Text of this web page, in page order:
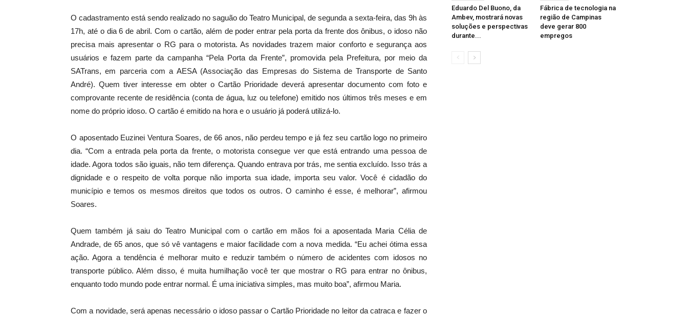
O cadastramento está sendo realizado no saguão do Teatro Municipal, de segunda a sexta-feira, das 9h às
17h, até o dia 6 de abril. Com o cartão, além de poder entrar pela porta da frente dos ônibus, o idoso não
precisa mais apresentar o RG para o motorista. As novidades trazem maior conforto e segurança aos
usuários e fazem parte da campanha “Pela Porta da Frente”, promovida pela Prefeitura, por meio da
SATrans, em parceria com a AESA (Associação das Empresas do Sistema de Transporte de Santo
André). Quem tiver interesse em obter o Cartão Prioridade deverá apresentar documento com foto e
comprovante recente de residência (conta de água, luz ou telefone) emitido nos últimos três meses e em
nome do próprio idoso. O cartão é emitido na hora e o usuário já poderá utilizá-lo.
O aposentado Euzinei Ventura Soares, de 66 anos, não perdeu tempo e já fez seu cartão logo no primeiro
dia. “Com a entrada pela porta da frente, o motorista consegue ver que está entrando uma pessoa de
idade. Agora todos são iguais, não tem diferença. Quando entrava por trás, me sentia excluído. Isso trás a
dignidade e o respeito de volta porque não importa sua idade, importa seu valor. Você é cidadão do
município e temos os mesmos direitos que todos os outros. O caminho é esse, é melhorar”, afirmou
Soares.
Quem também já saiu do Teatro Municipal com o cartão em mãos foi a aposentada Maria Célia de
Andrade, de 65 anos, que só vê vantagens e maior facilidade com a nova medida. “Eu achei ótima essa
ação. Agora a tendência é melhorar muito e reduzir também o número de acidentes com idosos no
transporte público. Além disso, é muita humilhação você ter que mostrar o RG para entrar no ônibus,
enquanto todo mundo pode entrar normal. É uma iniciativa simples, mas muito boa”, afirmou Maria.
Com a novidade, será apenas necessário o idoso passar o Cartão Prioridade no leitor da catraca e fazer o
Eduardo Del Buono, da
Ambev, mostrará novas
soluções e perspectivas
durante...
Fábrica de tecnologia na
região de Campinas
deve gerar 800
empregos